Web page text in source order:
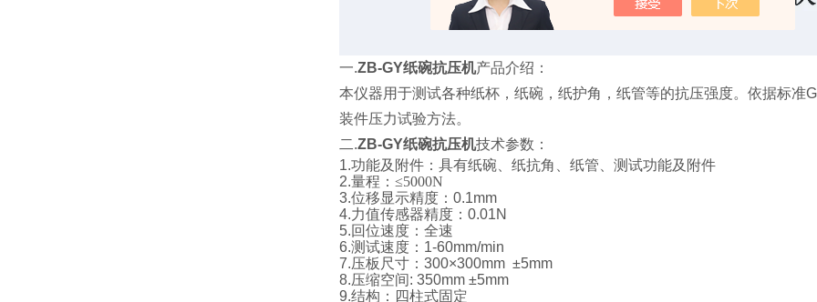
一.ZB-GY纸碗抗压机产品介绍：
本仪器用于测试各种纸杯，纸碗，纸护角，纸管等的抗压强度。依据标准
装件压力试验方法。
二.ZB-GY纸碗抗压机技术参数：
1.功能及附件：具有纸碗、纸抗角、纸管、测试功能及附件
2.量程：≤5000N
3.位移显示精度：0.1mm
4.力值传感器精度：0.01N
5.回位速度：全速
6.测试速度：1-60mm/min
7.压板尺寸：300×300mm ±5mm
8.压缩空间: 350mm ±5mm
9.结构：四柱式固定